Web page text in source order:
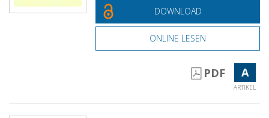
DOWNLOAD
ONLINE LESEN
PDF A
ARTIKEL